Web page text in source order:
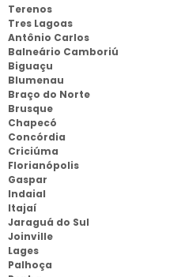
Terenos
Tres Lagoas
Antônio Carlos
Balneário Camboriú
Biguaçu
Blumenau
Braço do Norte
Brusque
Chapecó
Concórdia
Criciúma
Florianópolis
Gaspar
Indaial
Itajaí
Jaraguá do Sul
Joinville
Lages
Palhoça